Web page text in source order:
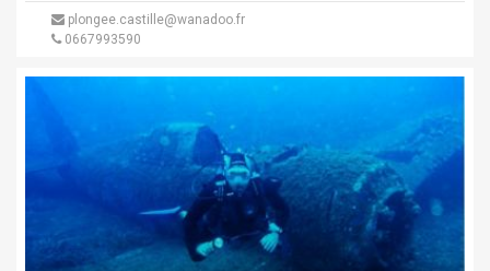
plongee.castille@wanadoo.fr
0667993590